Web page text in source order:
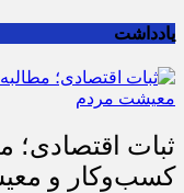
یادداشت
ثبات اقتصادی؛
کسب‌وکار و